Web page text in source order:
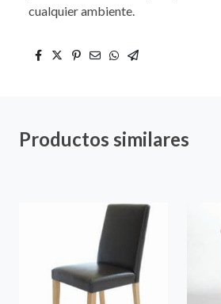
cualquier ambiente.
Productos similares